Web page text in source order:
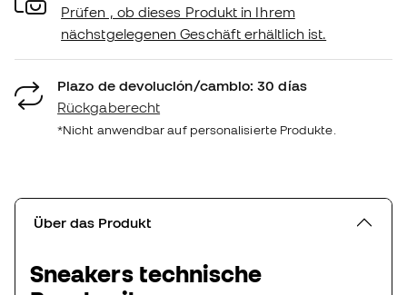
Prüfen , ob dieses Produkt in Ihrem
nächstgelegenen Geschäft erhältlich ist.
Plazo de devolución/cambio: 30 días
Rückgaberecht
*Nicht anwendbar auf personalisierte Produkte.
Über das Produkt
Sneakers technische